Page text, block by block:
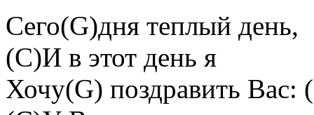
Сего(G)дня теплый день,
(C)И в этот день я
Хочу(G) поздpавить Вас: